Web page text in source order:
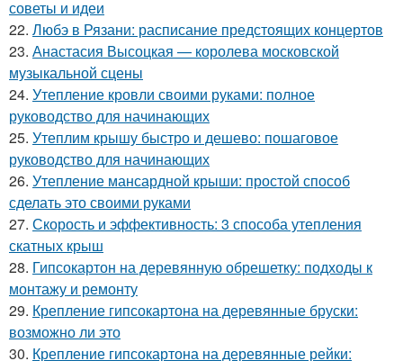
советы и идеи
22. Любэ в Рязани: расписание предстоящих концертов
23. Анастасия Высоцкая — королева московской
музыкальной сцены
24. Утепление кровли своими руками: полное
руководство для начинающих
25. Утеплим крышу быстро и дешево: пошаговое
руководство для начинающих
26. Утепление мансардной крыши: простой способ
сделать это своими руками
27. Скорость и эффективность: 3 способа утепления
скатных крыш
28. Гипсокартон на деревянную обрешетку: подходы к
монтажу и ремонту
29. Крепление гипсокартона на деревянные бруски:
возможно ли это
30. Крепление гипсокартона на деревянные рейки: